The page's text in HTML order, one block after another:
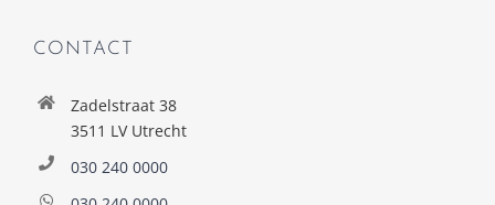
CONTACT
Zadelstraat 38
3511 LV Utrecht
030 240 0000